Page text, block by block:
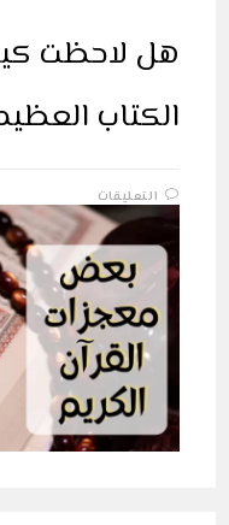
هل لاحظت
الكتاب
التعليقاتبعض
معجزات
القرآن
الكريم
مغلقة